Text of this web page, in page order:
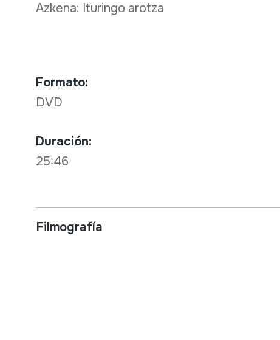
Azkena: Ituringo arotza
Formato:
DVD
Duración:
25:46
Filmografía